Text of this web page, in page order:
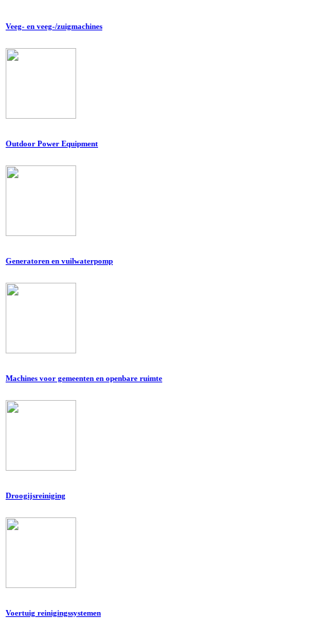
Veeg- en veeg-/zuigmachines
Outdoor Power Equipment
Generatoren en vuilwaterpomp
Machines voor gemeenten en openbare ruimte
Droogijsreiniging
Voertuig reinigingssystemen